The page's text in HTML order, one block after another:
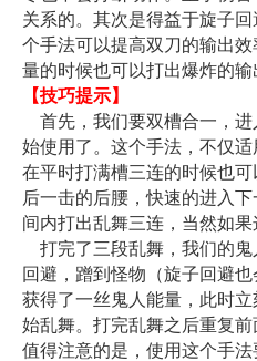
关系的。其次是得益于旋子
个手法可以提高双刀的输出
量的时候也可以打出爆炸的输
【技巧提示】
首先，我们要双槽合一，进
始使用了。这个手法，不仅适
在平时打满槽三连的时候也
后一击的后腰，快速的进入
间内打出乱舞三连，当然如果
打完了三段乱舞，我们的鬼
回避，蹭到怪物（旋子回避
获得了一丝鬼人能量，此时
始乱舞。打完乱舞之后重复前
值得注意的是，使用这个手